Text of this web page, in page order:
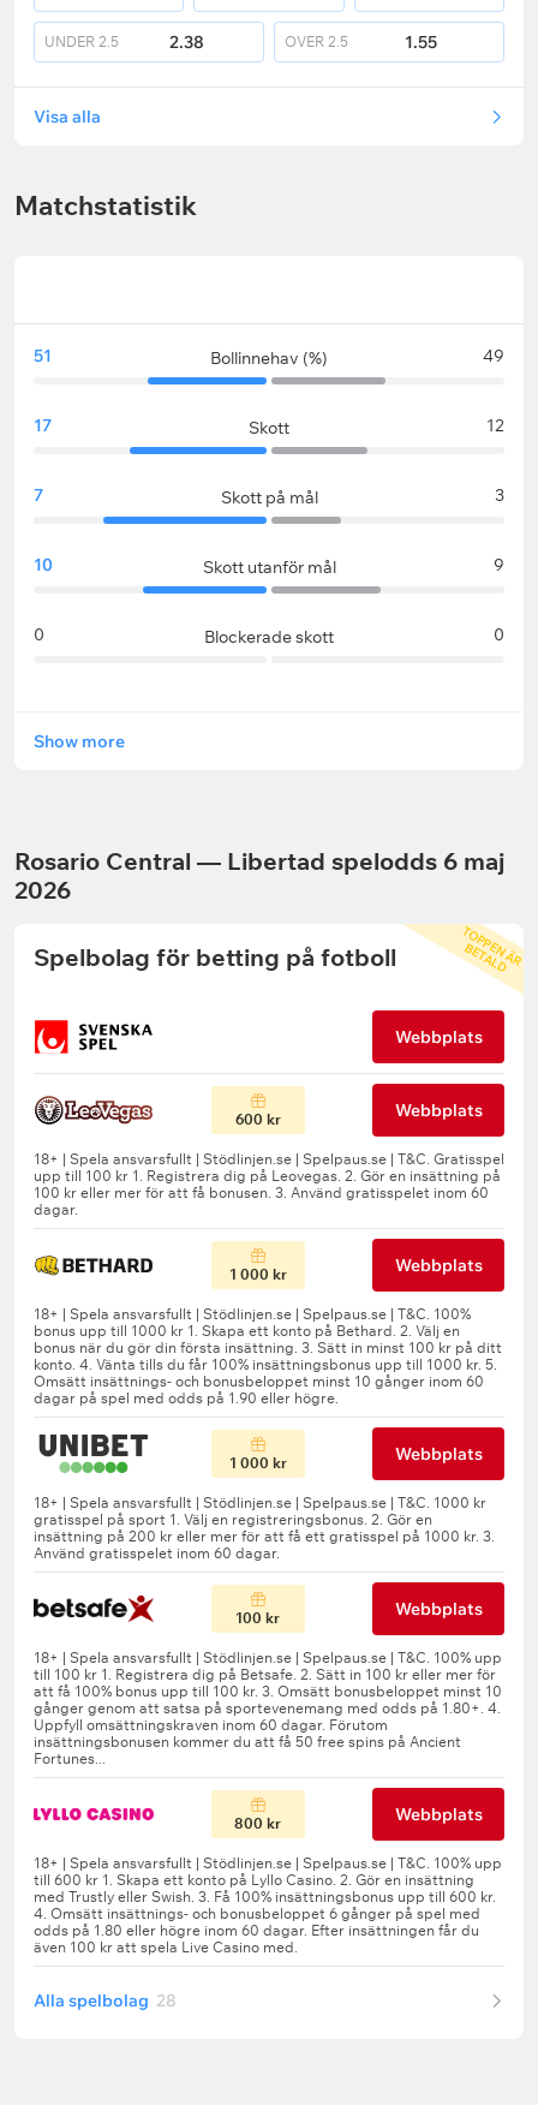
UNDER 2.5 2.38 OVER 2.5 1.55
Visa alla
Matchstatistik
51 Bollinnehav (%) 49
17 Skott 12
7 Skott på mål 3
10 Skott utanför mål 9
0 Blockerade skott 0
Show more
Rosario Central — Libertad spelodds 6 maj
2026
T
O
P
P
E
N
Ä
R
B
E
T
A
L
D
Spelbolag för betting på fotboll
Webbplats
600 kr Webbplats
1 000 kr Webbplats
1 000 kr Webbplats
100 kr Webbplats
800 kr Webbplats
Alla spelbolag 28